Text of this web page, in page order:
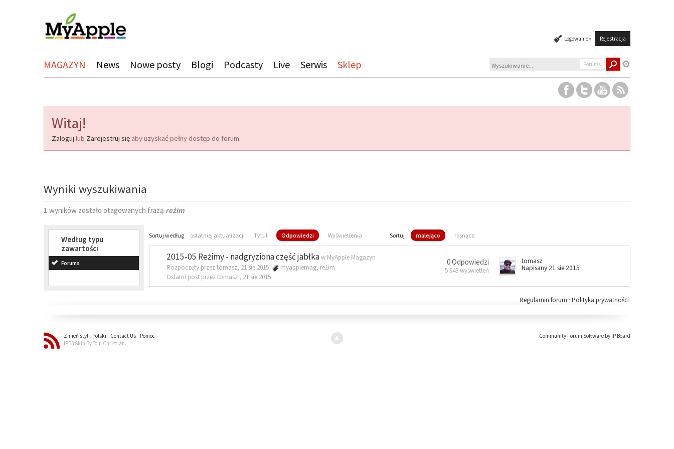
Logowanie » Rejestracja
MAGAZYN News Nowe posty Blogi Podcasty Live Serwis Sklep Forums
Witaj!
Zaloguj lub Zarejestruj się aby uzyskać pełny dostęp do forum.
Wyniki wyszukiwania
1 wyników zostało otagowanych frazą reżim
Według typu
zawartości
Forums
Sortuj według ostatniej aktualizacji Tytuł Odpowiedzi Wyświetlenia Sortuj malejąco rosnąco
2015-05 Reżimy - nadgryziona część jabłkaw MyApple Magazyn
Rozpoczęty przez tomasz, 21 sie 2015
myapplemag, reżim
Ostatni post przez tomasz , 21 sie 2015
0 Odpowiedzi
5 943 wyświetleń
tomasz
Napisany 21 sie 2015
Polityka prywatności
Regulamin forum ·
Zmień styl Polski Contact Us
Pomoc
IPB3 Skin By Tom Christian.
Community Forum Software by IP.Board